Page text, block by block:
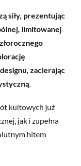
siły, prezentując
limitowanej
zacierając
kultowych już
jak i zupełna
hitem